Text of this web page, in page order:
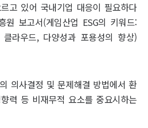
고 있어 국내기업 대응이 필요하다
원 보고서(게임산업 ESG의 키워드:
라우드, 다양성과 포용성의 향상)
의사결정 및 문제해결 방법에서 환
력 등 비재무적 요소를 중요시하는